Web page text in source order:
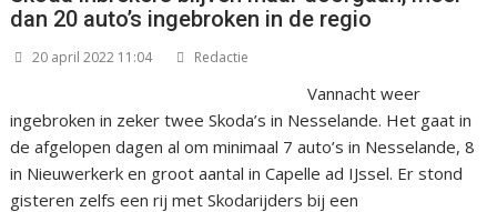
dan 20 auto’s ingebroken in de regio
20 april 2022 11:04 Redactie
Vannacht weer
ingebroken in zeker twee Skoda’s in Nesselande. Het gaat in
de afgelopen dagen al om minimaal 7 auto’s in Nesselande, 8
in Nieuwerkerk en groot aantal in Capelle ad IJssel. Er stond
gisteren zelfs een rij met Skodarijders bij een